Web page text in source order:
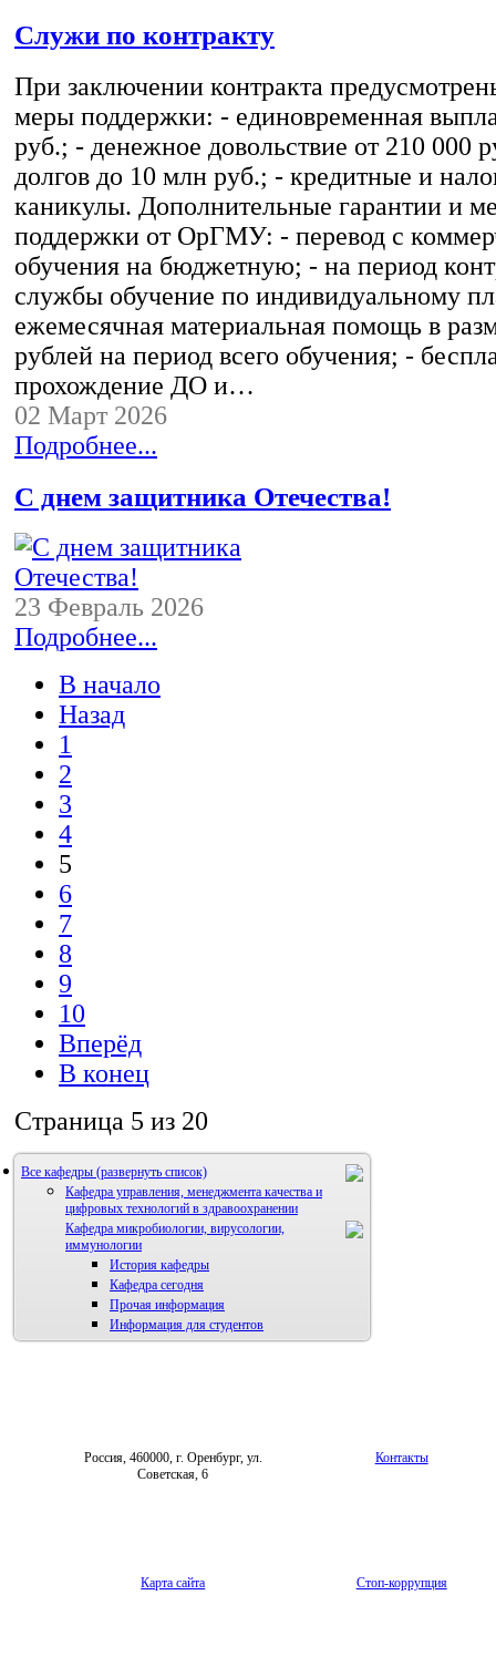
Служи по контракту
При заключении контракта
меры поддержки: - единовременная
руб.; - денежное довольствие от 210 000
долгов до 10 млн руб.; - кредитные и
каникулы. Дополнительные гарантии и
поддержки от ОрГМУ: - перевод с
обучения на бюджетную; - на период
службы обучение по индивидуальному
ежемесячная материальная помощь в
рублей на период всего обучения; -
прохождение ДО и…
02 Март 2026
Подробнее...
С днем защитника Отечества!
23 Февраль 2026
Подробнее...
В начало
Назад
1
2
3
4
5
6
7
8
9
10
Вперёд
В конец
Страница 5 из 20
Все кафедры
Кафедра управления, менеджмента качества и
цифровых технологий в здравоохранении
Кафедра микробиологии, вирусологии,
иммунологии
История кафедры
Кафедра сегодня
Прочая информация
Информация для студентов
Россия, 460000, г. Оренбург, ул.
Советская, 6
Контакты
Карта сайта Стоп-коррупция